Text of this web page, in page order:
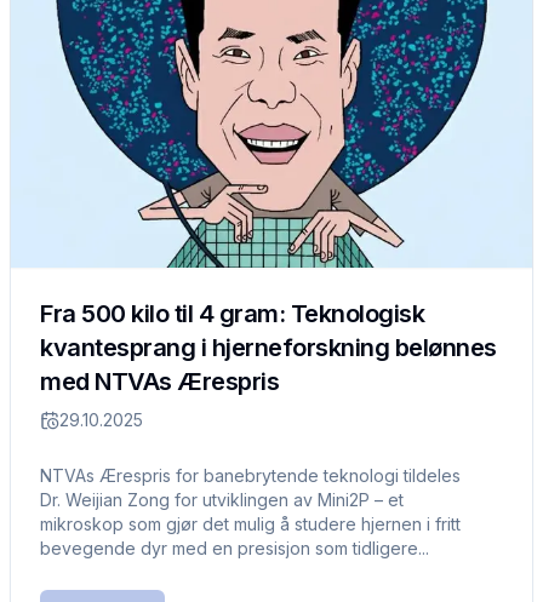
Fra 500 kilo til 4 gram: Teknologisk
kvantesprang i hjerneforskning belønnes
med NTVAs Ærespris
29.10.2025
NTVAs Ærespris for banebrytende teknologi tildeles
Dr. Weijian Zong for utviklingen av Mini2P – et
mikroskop som gjør det mulig å studere hjernen i fritt
bevegende dyr med en presisjon som tidligere...